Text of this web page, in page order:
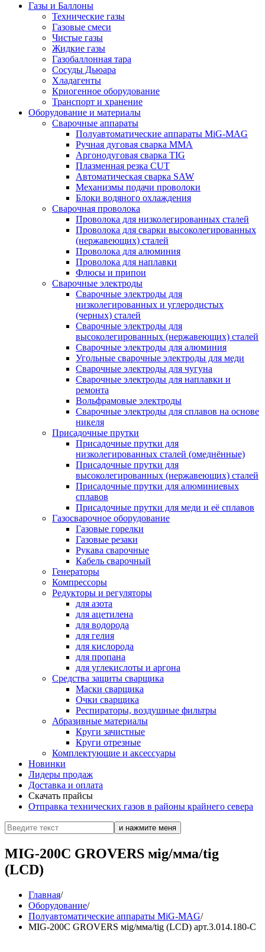
Газы и Баллоны
Технические газы
Газовые смеси
Чистые газы
Жидкие газы
Газобаллонная тара
Сосуды Дьюара
Хладагенты
Криогенное оборудование
Транспорт и хранение
Оборудование и материалы
Сварочные аппараты
Полуавтоматические аппараты MiG-MAG
Ручная дуговая сварка MMA
Аргонодуговая сварка TIG
Плазменная резка CUT
Автоматическая сварка SAW
Механизмы подачи проволоки
Блоки водяного охлаждения
Сварочная проволока
Проволока для низколегированных сталей
Проволока для сварки высоколегированных
(нержавеющих) сталей
Проволока для алюминия
Проволока для наплавки
Флюсы и припои
Сварочные электроды
Сварочные электроды для
низколегированных и углеродистых
(черных) сталей
Сварочные электроды для
высоколегированных (нержавеющих) сталей
Сварочные электроды для алюминия
Угольные сварочные электроды для меди
Сварочные электроды для чугуна
Сварочные электроды для наплавки и
ремонта
Вольфрамовые электроды
Сварочные электроды для сплавов на основе
никеля
Присадочные прутки
Присадочные прутки для
низколегированных сталей (омеднённые)
Присадочные прутки для
высоколегированных (нержавеющих) сталей
Присадочные прутки для алюминиевых
сплавов
Присадочные прутки для меди и её сплавов
Газосварочное оборудование
Газовые горелки
Газовые резаки
Рукава сварочные
Кабель сварочный
Генераторы
Компрессоры
Редукторы и регуляторы
для азота
для ацетилена
для водорода
для гелия
для кислорода
для пропана
для углекислоты и аргона
Средства защиты сварщика
Маски сварщика
Очки сварщика
Респираторы, воздушные фильтры
Абразивные материалы
Круги зачистные
Круги отрезные
Комплектующие и аксессуары
Новинки
Лидеры продаж
Доставка и оплата
Скачать прайсы
Отправка технических газов в районы крайнего севера
MIG-200С GROVERS мig/мма/tig
(LCD)
Главная/
Оборудование/
Полуавтоматические аппараты MiG-MAG/
MIG-200С GROVERS мig/мма/tig (LCD) арт.3.014.180-C